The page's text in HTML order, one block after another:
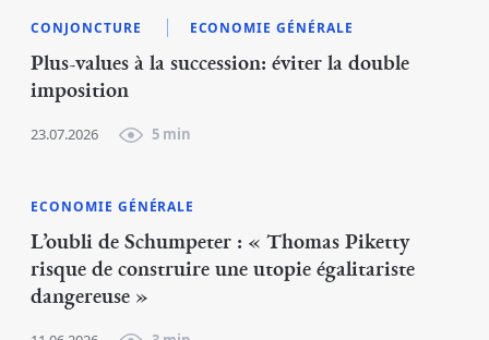
CONJONCTURE ECONOMIE GÉNÉRALE
Plus-values à la succession: éviter la double
imposition
23.07.2026 5 min
ECONOMIE GÉNÉRALE
L’oubli de Schumpeter : « Thomas Piketty
risque de construire une utopie égalitariste
dangereuse »